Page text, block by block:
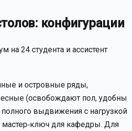
конфигурации
на 24 студента и ассистент
и островные ряды,
(освобождают пол, удобны
выдвижения с нагрузкой
для кафедры. Для